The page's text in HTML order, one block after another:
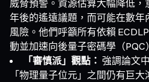
威脅預警。資源估算大幅降低
年後的遙遠議題，而可能在數
風險。他們呼籲所有依賴
動並加速向後量子密碼學（PQC
「審慎派」觀點： 強調論文
「物理量子位元」之間仍有巨